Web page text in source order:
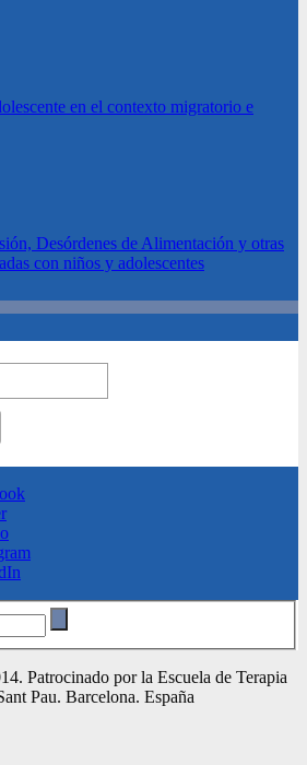
en el contexto migratorio e
Desórdenes de Alimentación y otras
con niños y adolescentes
Patrocinado por la Escuela de Terapia
Pau. Barcelona. España